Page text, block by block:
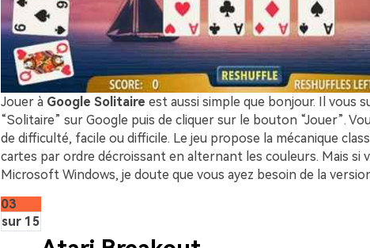
Jouer à Google Solitaire est aussi simple que bonjour. Il vous
“Solitaire” sur Google puis de cliquer sur le bouton “Jouer”.
de difficulté, facile ou difficile. Le jeu propose la mécanique
cartes par ordre décroissant en alternant les couleurs. Mais si
Microsoft Windows, je doute que vous ayez besoin de la
03
sur 15